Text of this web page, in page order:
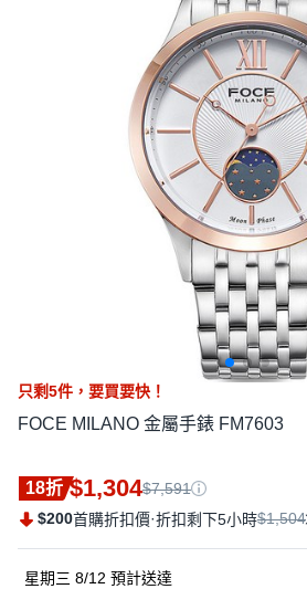
只剩5件， 要買要快！
FOCE MILANO 金屬手錶 FM7603
18折 $1,304$7,591
$200首購折扣價·折扣剩下5小時$1,504
星期三 8/12 預計送達